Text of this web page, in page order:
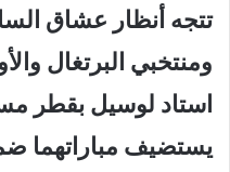
تتجه أنظار عشاق
ومنتخبي البرتغال
استاد لوسيل بقطر
يستضيف مباراتهما